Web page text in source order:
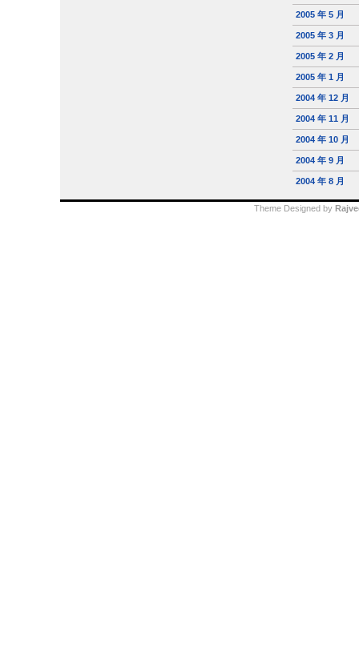
2005 年 5 月
2005 年 3 月
2005 年 2 月
2005 年 1 月
2004 年 12 月
2004 年 11 月
2004 年 10 月
2004 年 9 月
2004 年 8 月
Theme Designed by